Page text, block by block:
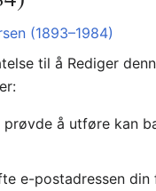
(1893–1984)
til å Rediger
prøvde å utføre kan
e-postadressen din